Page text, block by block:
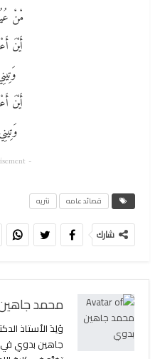
مْنْ
أَيْنَ
أَيْنَ
-
قصائد عامه نثريه
شارك
محمد
وُلِدَ الأستاذ